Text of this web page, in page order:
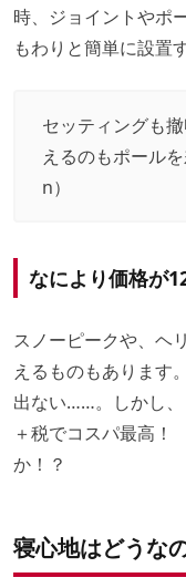
時、ジョイントやポ
もわりと簡単に設置
セッティングも
えるのもポール
n）
なにより価格が
スノーピークや、ヘ
えるものもあります
出ない……。しかし、
＋税でコスパ最高
か！？
寝心地はどうな